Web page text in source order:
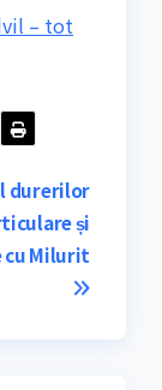
– tot
durerilor
și
cu Milurit